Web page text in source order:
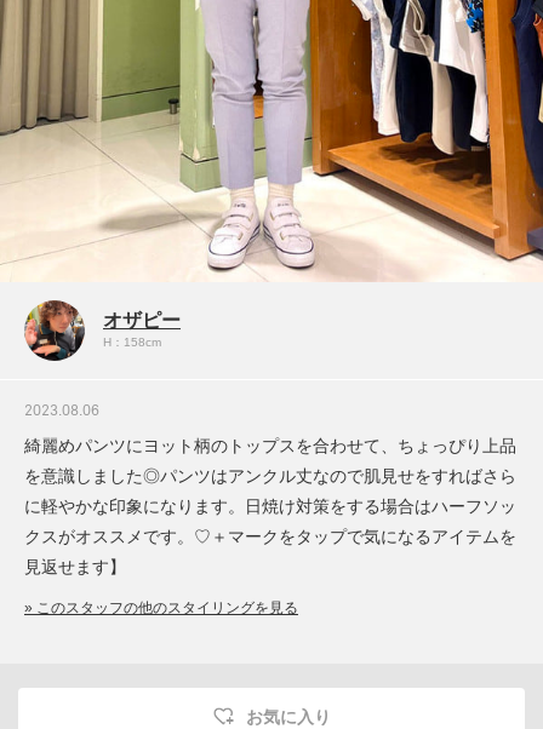
オザピー
H：158cm
2023.08.06
綺麗めパンツにヨット柄のトップスを合わせて、ちょっぴり上品
を意識しました◎パンツはアンクル丈なので肌見せをすればさら
に軽やかな印象になります。日焼け対策をする場合はハーフソッ
クスがオススメです。♡＋マークをタップで気になるアイテムを
見返せます】
» このスタッフの他のスタイリングを見る
お気に入り